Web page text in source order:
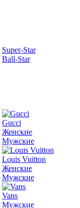
Super-Star
Ball-Star
Gucci
Женские
Мужские
Louis Vuitton
Женские
Мужские
Vans
Мужские